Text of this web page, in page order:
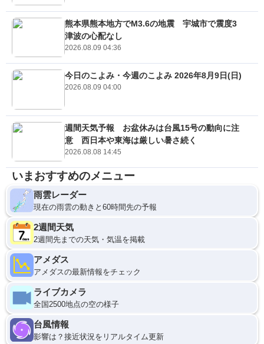
熊本県熊本地方でM3.6の地震 宇城市で震度3
津波の心配なし
2026.08.09 04:36
今日のこよみ・今週のこよみ 2026年8月9日(日)
2026.08.09 04:00
週間天気予報 お盆休みは台風15号の動向に注
意 西日本や東海は厳しい暑さ続く
2026.08.08 14:45
いまおすすめのメニュー
雨雲レーダー
現在の雨雲の動きと60時間先の予報
2週間天気
2週間先までの天気・気温を掲載
アメダス
アメダスの最新情報をチェック
ライブカメラ
全国2500地点の空の様子
台風情報
影響は？接近状況をリアルタイム更新